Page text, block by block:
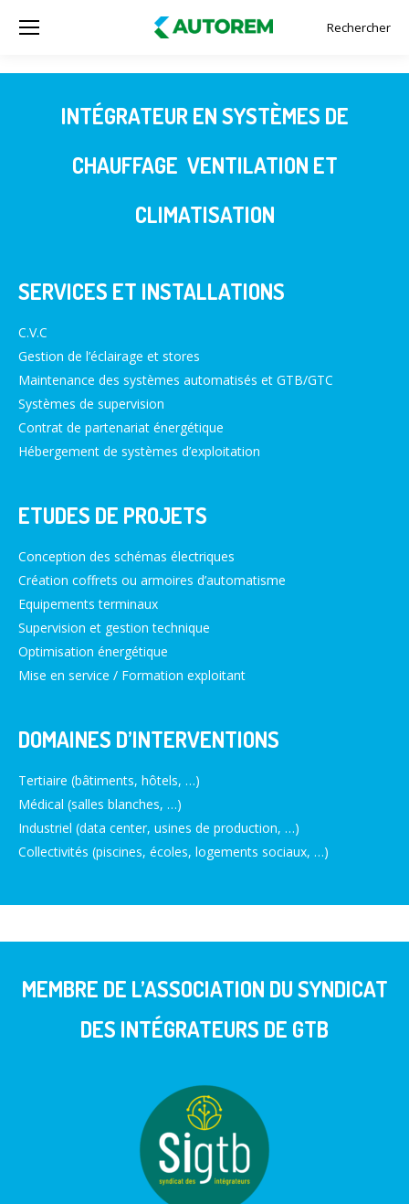
Recherche
Rechercher
INTÉGRATEUR EN SYSTÈMES DE
CHAUFFAGE VENTILATION ET
CLIMATISATION
SERVICES ET INSTALLATIONS
C.V.C
Gestion de l’éclairage et stores
Maintenance des systèmes automatisés et GTB/GTC
Systèmes de supervision
Contrat de partenariat énergétique
Hébergement de systèmes d’exploitation
ETUDES DE PROJETS
Conception des schémas électriques
Création coffrets ou armoires d’automatisme
Equipements terminaux
Supervision et gestion technique
Optimisation énergétique
Mise en service / Formation exploitant
DOMAINES D’INTERVENTIONS
Tertiaire (bâtiments, hôtels, …)
Médical (salles blanches, …)
Industriel (data center, usines de production, …)
Collectivités (piscines, écoles, logements sociaux, …)
MEMBRE DE L’ASSOCIATION DU SYNDICAT
DES INTÉGRATEURS DE GTB